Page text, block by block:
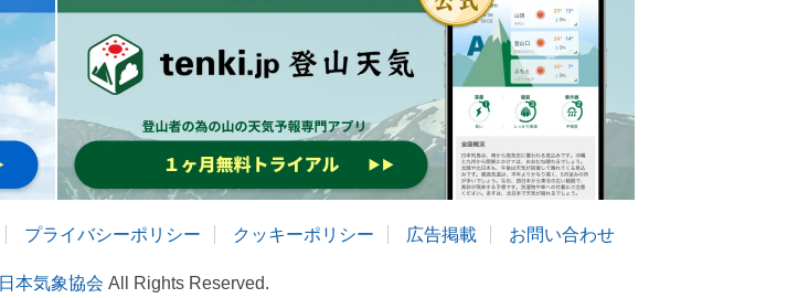
プライバシーポリシー クッキーポリシー 広告掲載 お問い合わせ
日本気象協会 All Rights Reserved.